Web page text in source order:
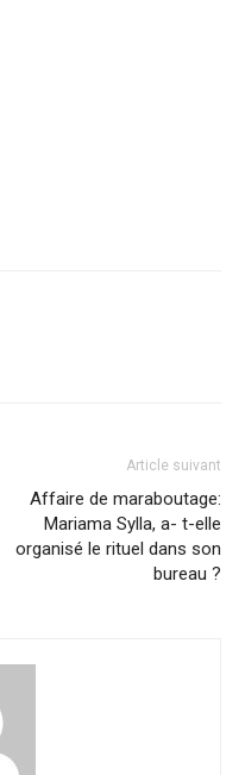
Article suivant
Affaire de maraboutage:
Mariama Sylla, a- t-elle
organisé le rituel dans son
bureau ?